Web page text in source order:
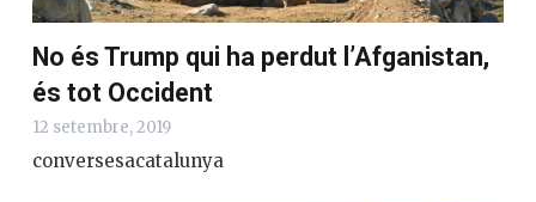
No és Trump qui ha perdut l’Afganistan,
és tot Occident
12 setembre, 2019
conversesacatalunya